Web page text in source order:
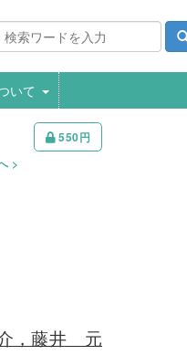
いて
550円
，藤井 元